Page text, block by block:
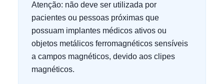
Atenção: não deve ser utilizada por
pacientes ou pessoas próximas que
possuam implantes médicos ativos ou
objetos metálicos ferromagnéticos sensíveis
a campos magnéticos, devido aos clipes
magnéticos.